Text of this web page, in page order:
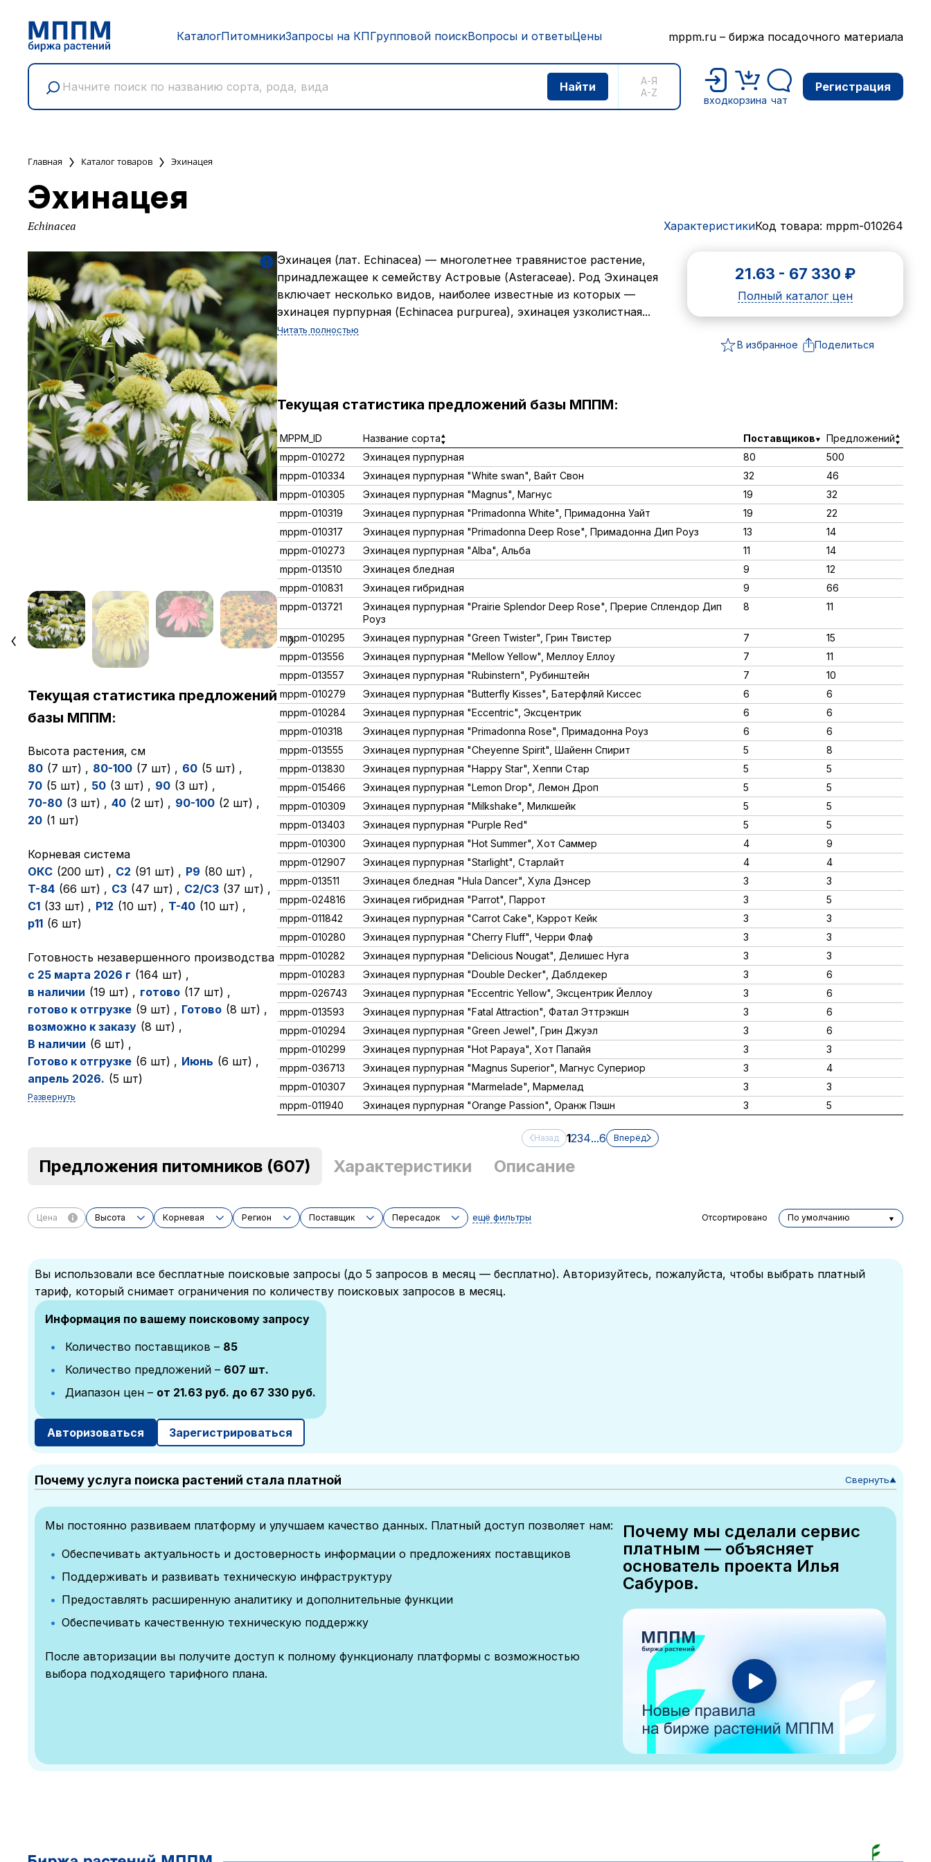
КаталогПитомникиЗапросы на КПГрупповой поискВопросы и ответыЦены mppm.ru – биржа посадочного материала
А-Я
A-Z
входкорзина чат
Регистрация
Главная Каталог товаров Эхинацея
Эхинацея
Echinacea ХарактеристикиКод товара: mppm-010264
Текущая статистика предложений
базы МППМ:
Высота растения, см
80 (7 шт) , 80-100 (7 шт) , 60 (5 шт) ,
70 (5 шт) , 50 (3 шт) , 90 (3 шт) ,
70-80 (3 шт) , 40 (2 шт) , 90-100 (2 шт) ,
20 (1 шт)
Корневая система
ОКC (200 шт) , C2 (91 шт) , P9 (80 шт) ,
T-84 (66 шт) , C3 (47 шт) , C2/C3 (37 шт) ,
C1 (33 шт) , P12 (10 шт) , T-40 (10 шт) ,
р11 (6 шт)
Готовность незавершенного производства
с 25 марта 2026 г (164 шт) ,
в наличии (19 шт) , готово (17 шт) ,
готово к отгрузке (9 шт) , Готово (8 шт) ,
возможно к заказу (8 шт) ,
В наличии (6 шт) ,
Готово к отгрузке (6 шт) , Июнь (6 шт) ,
апрель 2026. (5 шт)
Развернуть
Эхинацея (лат. Echinacea) — многолетнее травянистое растение,
принадлежащее к семейству Астровые (Asteraceae). Род Эхинацея
включает несколько видов, наиболее известные из которых —
эхинацея пурпурная (Echinacea purpurea), эхинацея узколистная...
Читать полностью
21.63 - 67 330 ₽
Полный каталог цен
В избранное Поделиться
Текущая статистика предложений базы МППМ:
MPPM_ID Название сорта Поставщиков
Предложений
mppm-010272
Эхинацея пурпурная 80
500
mppm-010334
Эхинацея пурпурная "White swan", Вайт Свон 32
46
mppm-010305
Эхинацея пурпурная "Magnus", Магнус 19
32
mppm-010319
Эхинацея пурпурная "Primadonna White", Примадонна Уайт 19
22
mppm-010317
Эхинацея пурпурная "Primadonna Deep Rose", Примадонна Дип Роуз 13
14
mppm-010273
Эхинацея пурпурная "Alba", Альба 11
14
mppm-013510
Эхинацея бледная 9
12
mppm-010831
Эхинацея гибридная 9
66
mppm-013721
Эхинацея пурпурная "Prairie Splendor Deep Rose", Прерие Сплендор Дип
Роуз
8 11
mppm-010295 Эхинацея пурпурная "Green Twister", Грин Твистер 7
15
mppm-013556
Эхинацея пурпурная "Mellow Yellow", Меллоу Еллоу 7
11
mppm-013557
Эхинацея пурпурная "Rubinstern", Рубинштейн 7
10
mppm-010279
Эхинацея пурпурная "Butterfly Kisses", Батерфляй Киссес 6
6
mppm-010284
Эхинацея пурпурная "Eccentric", Эксцентрик 6
6
mppm-010318
Эхинацея пурпурная "Primadonna Rose", Примадонна Роуз 6
6
mppm-013555
Эхинацея пурпурная "Cheyenne Spirit", Шайенн Спирит 5
8
mppm-013830
Эхинацея пурпурная "Happy Star", Хеппи Стар 5
5
mppm-015466
Эхинацея пурпурная "Lemon Drop", Лемон Дроп 5
5
mppm-010309
Эхинацея пурпурная "Milkshake", Милкшейк 5
5
mppm-013403
Эхинацея пурпурная "Purple Red" 5
5
mppm-010300
Эхинацея пурпурная "Hot Summer", Хот Саммер 4
9
mppm-012907
Эхинацея пурпурная "Starlight", Старлайт 4
4
mppm-013511
Эхинацея бледная "Hula Dancer", Хула Дэнсер 3
3
mppm-024816
Эхинацея гибридная "Parrot", Паррот 3
5
mppm-011842
Эхинацея пурпурная "Carrot Cake", Кэррот Кейк 3
3
mppm-010280
Эхинацея пурпурная "Cherry Fluff", Черри Флаф 3
3
mppm-010282
Эхинацея пурпурная "Delicious Nougat", Делишес Нуга 3
3
mppm-010283
Эхинацея пурпурная "Double Decker", Даблдекер 3
6
mppm-026743
Эхинацея пурпурная "Eccentric Yellow", Эксцентрик Йеллоу 3
6
mppm-013593
Эхинацея пурпурная "Fatal Attraction", Фатал Эттрэкшн 3
6
mppm-010294
Эхинацея пурпурная "Green Jewel", Грин Джуэл 3
6
mppm-010299
Эхинацея пурпурная "Hot Papaya", Хот Папайя 3
3
mppm-036713
Эхинацея пурпурная "Magnus Superior", Магнус Супериор 3
4
mppm-010307
Эхинацея пурпурная "Marmelade", Мармелад 3
3
mppm-011940
Эхинацея пурпурная "Orange Passion", Оранж Пэшн 3 5
Назад 1234...6 Вперёд
Предложения питомников (607) Характеристики Описание
Цена Высота Корневая Регион Поставщик Пересадок ещё фильтры Отсортировано По умолчанию
Вы использовали все бесплатные поисковые запросы (до 5 запросов в месяц — бесплатно). Авторизуйтесь, пожалуйста, чтобы выбрать платный
тариф, который снимает ограничения по количеству поисковых запросов в месяц.
Информация по вашему поисковому запросу
Количество поставщиков – 85
Количество предложений – 607 шт.
Диапазон цен – от 21.63 руб. до 67 330 руб.
Авторизоваться Зарегистрироваться
Почему услуга поиска растений стала платной Свернуть▼
Мы постоянно развиваем платформу и улучшаем качество данных. Платный доступ позволяет нам:
Обеспечивать актуальность и достоверность информации о предложениях поставщиков
Поддерживать и развивать техническую инфраструктуру
Предоставлять расширенную аналитику и дополнительные функции
Обеспечивать качественную техническую поддержку
После авторизации вы получите доступ к полному функционалу платформы с возможностью
выбора подходящего тарифного плана.
Почему мы сделали сервис
платным — объясняет
основатель проекта Илья
Сабуров.